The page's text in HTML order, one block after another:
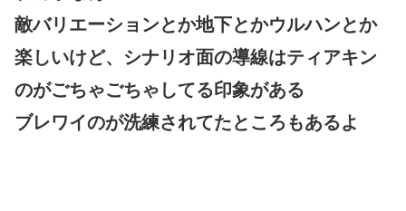
敵バリエーションとか地下とかウルハンとか
楽しいけど、シナリオ面の導線はティアキン
のがごちゃごちゃしてる印象がある
ブレワイのが洗練されてたところもあるよ